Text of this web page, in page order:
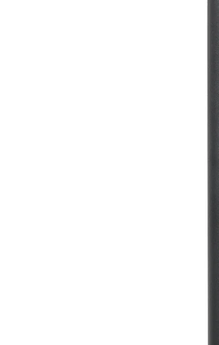
Grabación y
Productos